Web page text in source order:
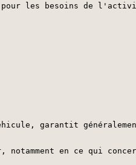
les besoins de
garantit
en ce qui concerne